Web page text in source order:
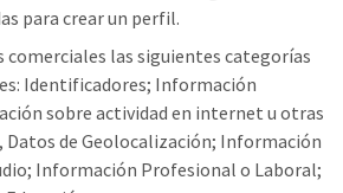
para crear un perfil.
comerciales las siguientes categorías
Identificadores; Información
sobre actividad en internet u otras
Datos de Geolocalización; Información
Información Profesional o Laboral;